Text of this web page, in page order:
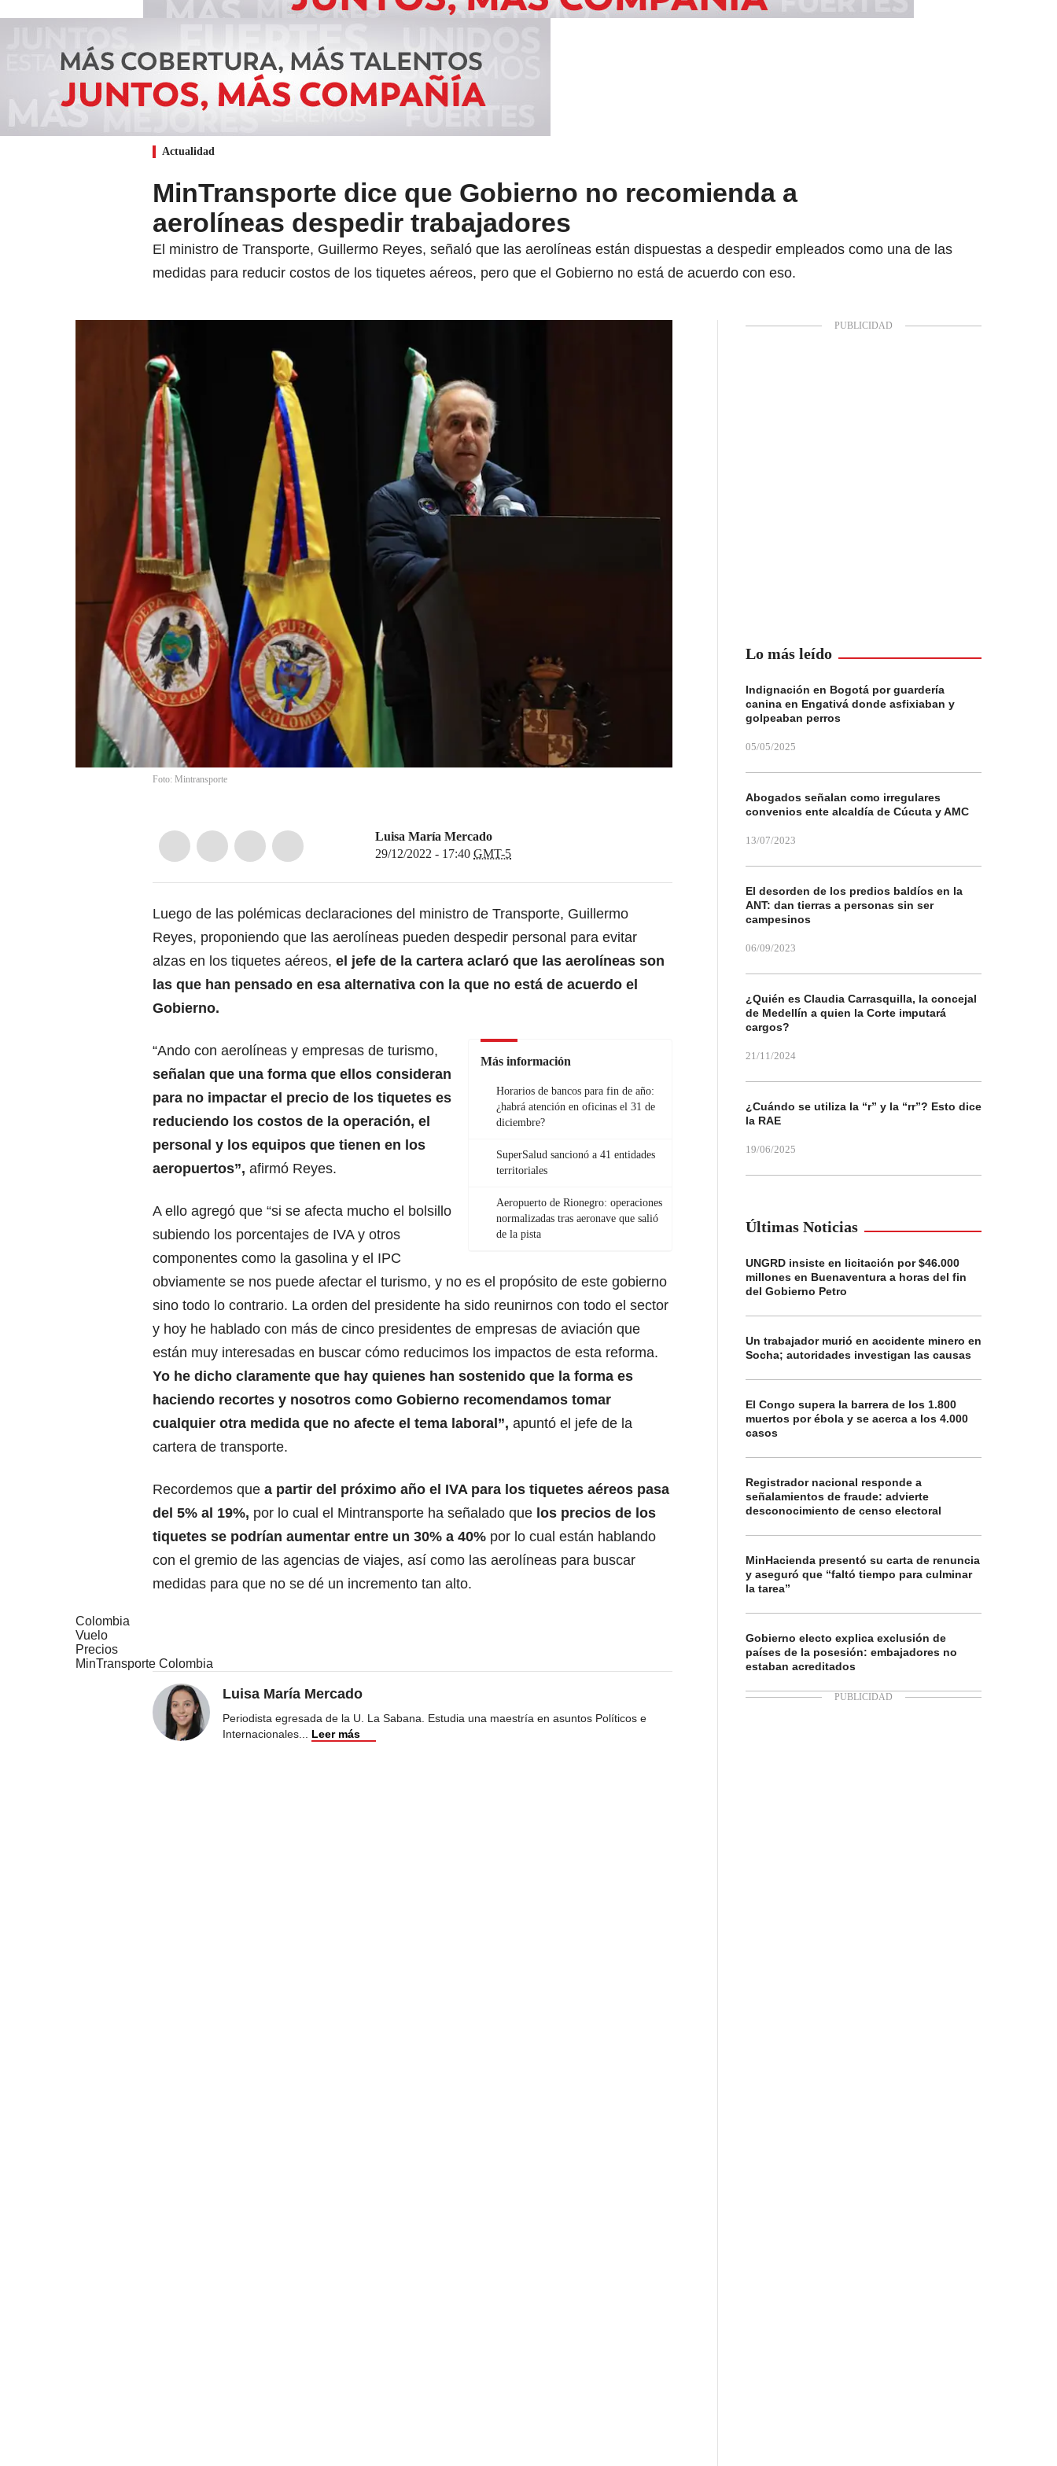
Actualidad
MinTransporte dice que Gobierno no recomienda a
aerolíneas despedir trabajadores
El ministro de Transporte, Guillermo Reyes, señaló que las aerolíneas están dispuestas a despedir empleados como una de las
medidas para reducir costos de los tiquetes aéreos, pero que el Gobierno no está de acuerdo con eso.
Foto: Mintransporte
Luisa María Mercado
29/12/2022 - 17:40 GMT-5
Luego de las polémicas declaraciones del ministro de Transporte, Guillermo
Reyes, proponiendo que las aerolíneas pueden despedir personal para evitar
alzas en los tiquetes aéreos, el jefe de la cartera aclaró que las aerolíneas son
las que han pensado en esa alternativa con la que no está de acuerdo el
Gobierno.
Más información
Horarios de bancos para fin de año:
¿habrá atención en oficinas el 31 de
diciembre?
SuperSalud sancionó a 41 entidades
territoriales
Aeropuerto de Rionegro: operaciones
normalizadas tras aeronave que salió
de la pista
“Ando con aerolíneas y empresas de turismo,
señalan que una forma que ellos consideran
para no impactar el precio de los tiquetes es
reduciendo los costos de la operación, el
personal y los equipos que tienen en los
aeropuertos”, afirmó Reyes.
A ello agregó que “si se afecta mucho el bolsillo
subiendo los porcentajes de IVA y otros
componentes como la gasolina y el IPC
obviamente se nos puede afectar el turismo, y no es el propósito de este gobierno
sino todo lo contrario. La orden del presidente ha sido reunirnos con todo el sector
y hoy he hablado con más de cinco presidentes de empresas de aviación que
están muy interesadas en buscar cómo reducimos los impactos de esta reforma.
Yo he dicho claramente que hay quienes han sostenido que la forma es
haciendo recortes y nosotros como Gobierno recomendamos tomar
cualquier otra medida que no afecte el tema laboral”, apuntó el jefe de la
cartera de transporte.
Recordemos que a partir del próximo año el IVA para los tiquetes aéreos pasa
del 5% al 19%, por lo cual el Mintransporte ha señalado que los precios de los
tiquetes se podrían aumentar entre un 30% a 40% por lo cual están hablando
con el gremio de las agencias de viajes, así como las aerolíneas para buscar
medidas para que no se dé un incremento tan alto.
Colombia
Vuelo
Precios
MinTransporte Colombia
Luisa María Mercado
Periodista egresada de la U. La Sabana. Estudia una maestría en asuntos Políticos e
Internacionales... Leer más
Lo más leído
Indignación en Bogotá por guardería
canina en Engativá donde asfixiaban y
golpeaban perros
05/05/2025
Abogados señalan como irregulares
convenios ente alcaldía de Cúcuta y AMC
13/07/2023
El desorden de los predios baldíos en la
ANT: dan tierras a personas sin ser
campesinos
06/09/2023
¿Quién es Claudia Carrasquilla, la concejal
de Medellín a quien la Corte imputará
cargos?
21/11/2024
¿Cuándo se utiliza la “r” y la “rr”? Esto dice
la RAE
19/06/2025
Últimas Noticias
UNGRD insiste en licitación por $46.000
millones en Buenaventura a horas del fin
del Gobierno Petro
Un trabajador murió en accidente minero en
Socha; autoridades investigan las causas
El Congo supera la barrera de los 1.800
muertos por ébola y se acerca a los 4.000
casos
Registrador nacional responde a
señalamientos de fraude: advierte
desconocimiento de censo electoral
MinHacienda presentó su carta de renuncia
y aseguró que “faltó tiempo para culminar
la tarea”
Gobierno electo explica exclusión de
países de la posesión: embajadores no
estaban acreditados